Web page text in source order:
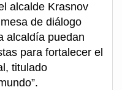
alcalde Krasnov
de diálogo
alcaldía puedan
para fortalecer el
titulado